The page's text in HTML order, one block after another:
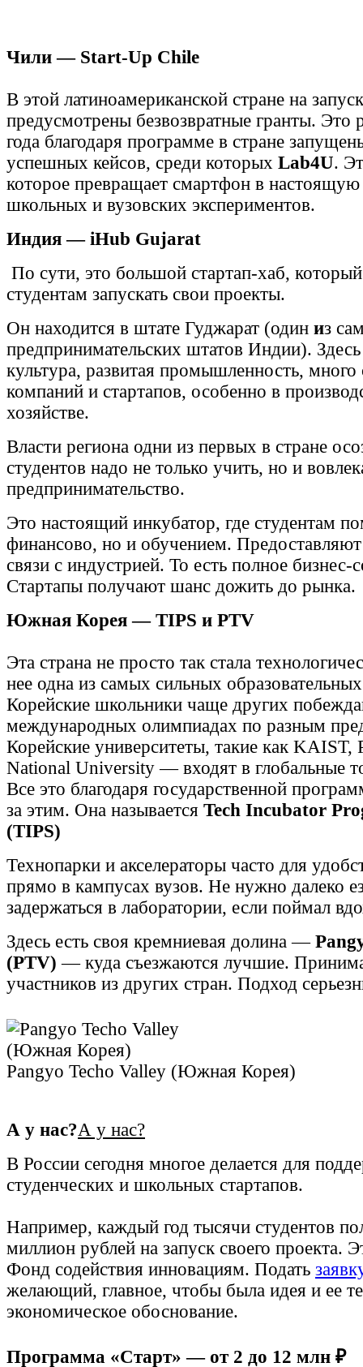
Чили — Start‑Up Chile
В этой латиноамериканской стране на
предусмотрены безвозвратные гранты. Это
года благодаря программе в стране
успешных кейсов, среди которых Lab4U.
которое превращает смартфон в
школьных и вузовских экспериментов.
Индия — iHub Gujarat
По сути, это большой стартап‑хаб,
студентам запускать свои проекты.
Он находится в штате Гуджарат (один из
предпринимательских штатов Индии). Здесь
культура, развитая промышленность,
компаний и стартапов, особенно в
хозяйстве.
Власти региона одни из первых в стране
студентов надо не только учить, но и
предпринимательство.
Это настоящий инкубатор, где студентам
финансово, но и обучением. Предоставляют
связи с индустрией. То есть полное бизнес-
Стартапы получают шанс дожить до рынка.
Южная Корея — TIPS и PTV
Эта страна не просто так стала
нее одна из самых сильных
Корейские школьники чаще других
международных олимпиадах по разным
Корейские университеты, такие как KAIST,
National University — входят в глобальные
Все это благодаря государственной
за этим. Она называется Tech Incubator
(TIPS)
Технопарки и акселераторы часто для
прямо в кампусах вузов. Не нужно далеко
задержаться в лаборатории, если поймал
Здесь есть своя кремниевая долина —
(PTV) — куда съезжаются лучшие.
участников из других стран. Подход
Pangyo Techo Valley (Южная Корея)
А у нас?А у нас?
В России сегодня многое делается для
студенческих и школьных стартапов.
Например, каждый год тысячи студентов
миллион рублей на запуск своего проекта.
Фонд содействия инновациям. Подать
желающий, главное, чтобы была идея и ее
экономическое обоснование.
Программа «Старт» — от 2 до 12 млн ₽